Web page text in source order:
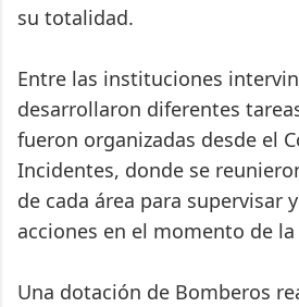
su totalidad.
Entre las instituciones
desarrollaron diferentes
fueron organizadas desde el
Incidentes, donde se
de cada área para supervisar
acciones en el momento de
Una dotación de Bomberos